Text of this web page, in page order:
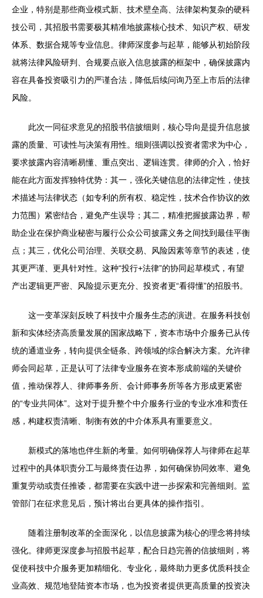
企业，特别是那些商业模式新、技术壁垒高、法律架构复杂的硬科
技公司，其招股书需要极其精准地披露核心技术、知识产权、研发
体系、数据合规等专业信息。律师深度参与起草，能够从初始阶段
就将法律风险研判、合规要点嵌入信息披露的框架中，确保披露内
容在具备投资吸引力的严谨合法，降低后续问询乃至上市后的法律
风险。
此次一同征求意见的招股书信披细则，核心导向是提升信息披
露的质量、可读性与决策有用性。细则强调以投资者需求为中心，
要求披露内容清晰易懂、重点突出、逻辑连贯。律师的介入，恰好
能在此方面发挥独特优势：其一，强化关键信息的法律定性，使技
术描述与法律状态（如专利的所有权、稳定性，技术合作协议的效
力范围）紧密结合，避免产生误导；其二，精准把握披露边界，帮
助企业在保护商业秘密与履行公众公司披露义务之间找到最佳平衡
点；其三，优化公司治理、关联交易、风险因素等章节的表述，使
其更严谨、更具针对性。这种“投行+法律”的协同起草模式，有望
产出逻辑更严密、风险提示更充分、投资者更“看得懂”的招股书。
这一变革深刻反映了科技中介服务生态的演进。在服务科技创
新和实体经济高质量发展的国家战略下，资本市场中介服务已从传
统的通道业务，转向提供全链条、跨领域的综合解决方案。允许律
师会同起草，正是认可了法律专业服务在资本形成前端的关键价
值，推动保荐人、律师事务所、会计师事务所等各方形成更紧密
的“专业共同体”。这对于提升整个中介服务行业的专业水准和责任
感，构建权责清晰、制衡有效的中介体系具有重要意义。
新模式的落地也伴生新的考量。如何明确保荐人与律师在起草
过程中的具体职责分工与最终责任边界，如何确保协同效率、避免
重复劳动或责任推诿，都需要在实践中进一步探索和完善细则。监
管部门在征求意见后，预计将出台更具体的操作指引。
随着注册制改革的全面深化，以信息披露为核心的理念将持续
强化。律师更深度参与招股书起草，配合日趋完善的信披细则，将
促使科技中介服务更加精细化、专业化，最终助力更多优质科技企
业高效、规范地登陆资本市场，也为投资者提供更高质量的投资决